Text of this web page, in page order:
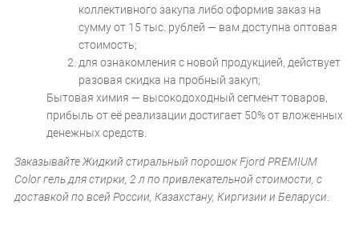
коллективного закупа либо оформив заказ на
сумму от 15 тыс. рублей — вам доступна оптовая
стоимость;
для ознакомления с новой продукцией, действует
разовая скидка на пробный закуп;
Бытовая химия — высокодоходный сегмент товаров,
прибыль от её реализации достигает 50% от вложенных
денежных средств.
Заказывайте Жидкий стиральный порошок Fjord PREMIUM
Color гель для стирки, 2 л по привлекательной стоимости, с
доставкой по всей России, Казахстану, Киргизии и Беларуси.